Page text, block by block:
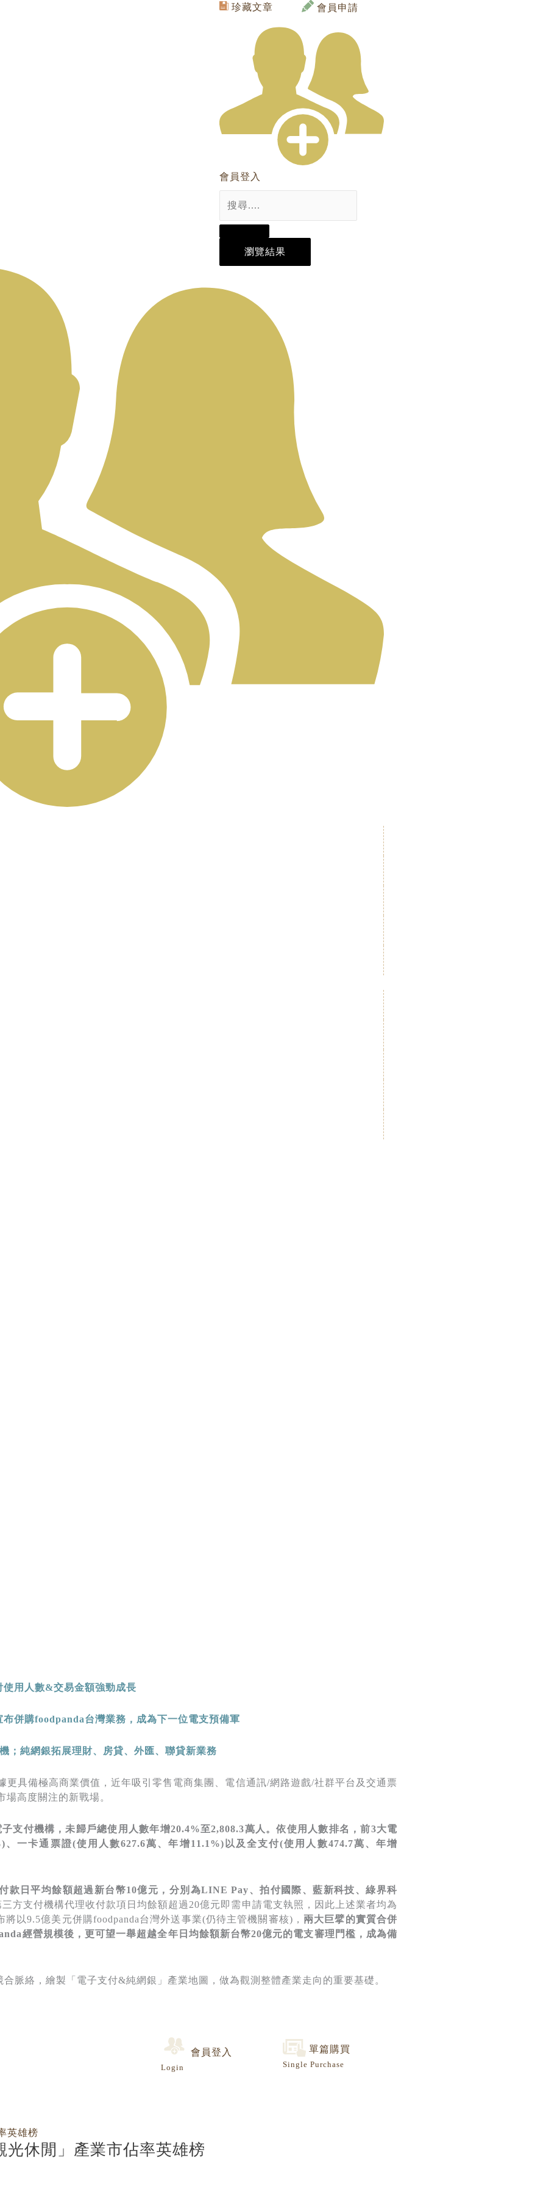
珍藏文章 會員申請
會員登入
Search
瀏覽結果
使用人數&交易金額強勁成長
布併購foodpanda台灣業務，成為下一位電支預備軍
；純網銀拓展理財、房貸、外匯、聯貸新業務
具備極高商業價值，近年吸引零售電商集團、電信通訊/網路遊戲/社群平台及交通票
高度關注的新戰場。
支付機構，未歸戶總使用人數年增20.4%至2,808.3萬人。依使用人數排名，前3大電
一卡通票證(使用人數627.6萬、年增11.1%)以及全支付(使用人數474.7萬、年增
款日平均餘額超過新台幣10億元，分別為LINE Pay、拍付國際、藍新科技、綠界科
方支付機構代理收付款項日均餘額超過20億元即需申請電支執照，因此上述業者均為
以9.5億美元併購foodpanda台灣外送事業(仍待主管機關審核)， 兩大巨擘的實質合併
經營規模後，更可望一舉超越全年日均餘額新台幣20億元的電支審理門檻，成為備
脈絡，繪製「電子支付&純網銀」產業地圖，做為觀測整體產業走向的重要基礎。
單篇購買
Single Purchase
會員登入
Login
光休閒」產業市佔率英雄榜